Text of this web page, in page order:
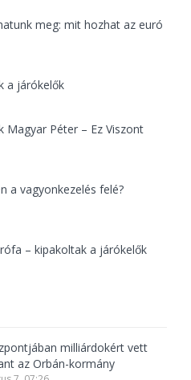
meg: mit hozhat az euró
a járókelők
Péter – Ez Viszont
a vagyonkezelés felé?
– kipakoltak a járókelők
milliárdokért vett
az Orbán-kormány